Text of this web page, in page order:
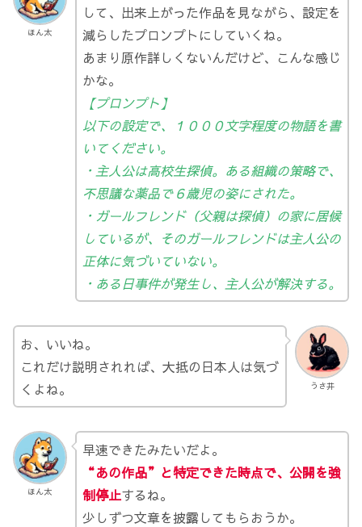
ほん太
して、出来上がった作品を見ながら、設定を
減らしたプロンプトにしていくね。
あまり原作詳しくないんだけど、こんな感じ
かな。
【プロンプト】
以下の設定で、１０００文字程度の物語を書
いてください。
・主人公は高校生探偵。ある組織の策略で、
不思議な薬品で６歳児の姿にされた。
・ガールフレンド（父親は探偵）の家に居候
しているが、そのガールフレンドは主人公の
正体に気づいていない。
・ある日事件が発生し、主人公が解決する。
うさ井
お、いいね。
これだけ説明されれば、大抵の日本人は気づ
くよね。
ほん太
早速できたみたいだよ。
“あの作品”と特定できた時点で、公開を強
制停止するね。
少しずつ文章を披露してもらおうか。